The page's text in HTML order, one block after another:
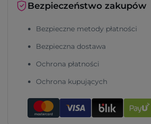
Bezpieczeństwo zakupów
Bezpieczne metody płatności
Bezpieczna dostawa
Ochrona płatności
Ochrona kupujących